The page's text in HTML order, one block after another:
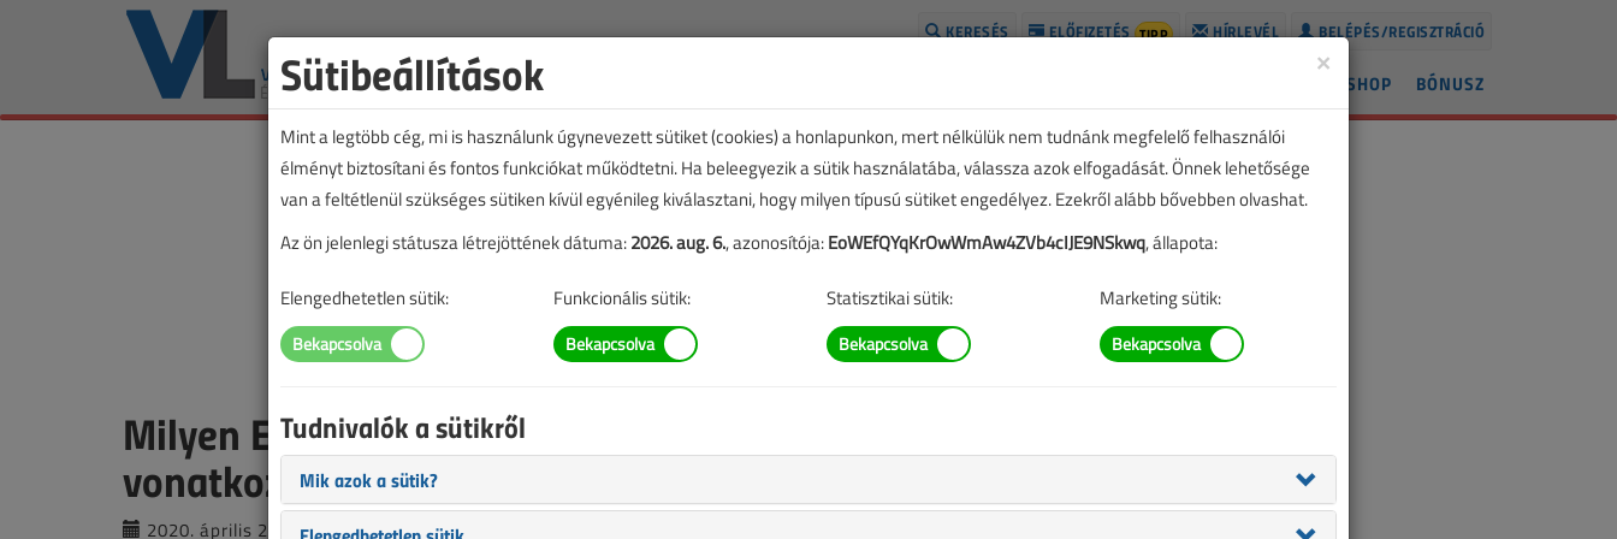
BELÉPÉS/REGISZTRÁCIÓ
HÍRLEVÉL
ELŐFIZETÉS TIPP
KERESÉS
BÓNUSZ
SHOP
Milyen EPH-k vannak és milyen követelmények
vonatkoznak rájuk?
2020. április 27. | VL online |
14 519 |
×
Sütibeállítások
Mint a legtöbb cég, mi is használunk úgynevezett sütiket (cookies) a honlapunkon, mert nélkülük nem tudnánk megfelelő felhasználói
élményt biztosítani és fontos funkciókat működtetni. Ha beleegyezik a sütik használatába, válassza azok elfogadását. Önnek lehetősége
van a feltétlenül szükséges sütiken kívül egyénileg kiválasztani, hogy milyen típusú sütiket engedélyez. Ezekről alább bővebben olvashat.
Az ön jelenlegi státusza létrejöttének dátuma:2026. aug. 6., azonosítója:EoWEfQYqKrOwWmAw4ZVb4cIJE9NSkwq, állapota:
Elengedhetetlen sütik: Funkcionális sütik: Statisztikai sütik: Marketing sütik:
Tudnivalók a sütikről
Mik azok a sütik?